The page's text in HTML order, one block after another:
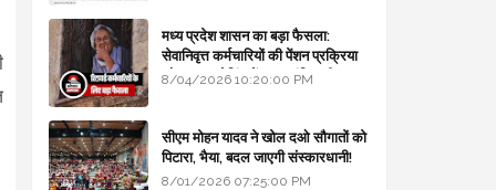
मध्य प्रदेश शासन का बड़ा फैसला:
सेवानिवृत्त कर्मचारियों की पेंशन प्रक्रिया
और बजट कोडिंग में हुए क्रांतिकारी
8/04/2026 10:20:00 PM
सीएम मोहन यादव ने खोल दओ सौगातों को
पिटारा, भैया, बदल जाएगी संस्कारधानी!
8/01/2026 07:25:00 PM